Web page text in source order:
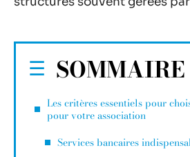
SOMMAIRE
Les critères essentiels pour
pour votre association
Services bancaires